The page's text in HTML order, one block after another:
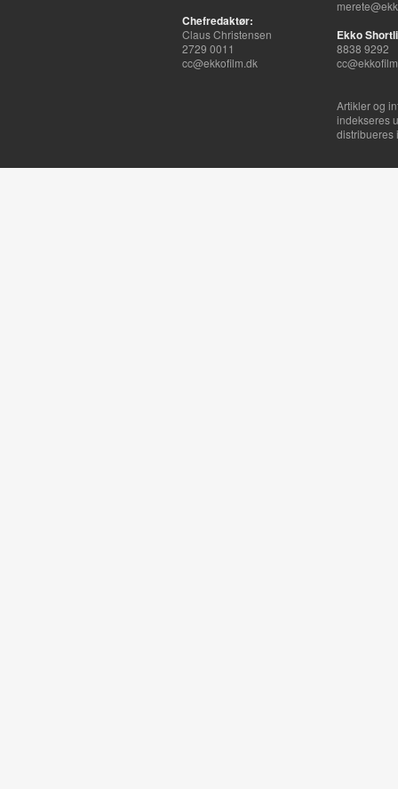
Chefredaktør:
Claus Christensen
2729 0011
cc@ekkofilm.dk
Ekko
8838 9292
Artikler og
indekseres
distribueres